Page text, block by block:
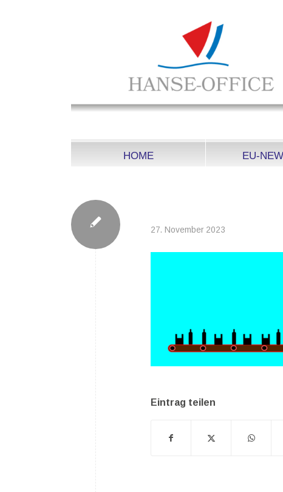
HOME EU-
27. November 2023
Eintrag teilen